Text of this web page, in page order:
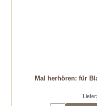
Mal herhören: für